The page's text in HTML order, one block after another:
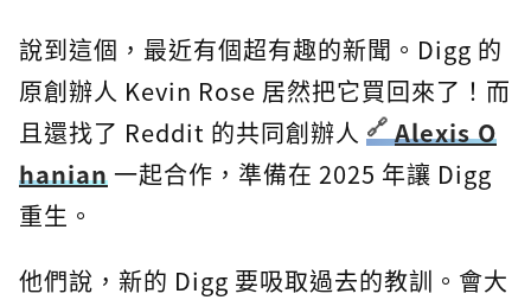
說到這個，最近有個超有趣的新聞。Digg 的
原創辦人 Kevin Rose 居然把它買回來了！而
且還找了 Reddit 的共同創辦人
Alexis O
hanian一起合作，準備在 2025 年讓 Digg
重生。
他們說，新的 Digg 要吸取過去的教訓。會大